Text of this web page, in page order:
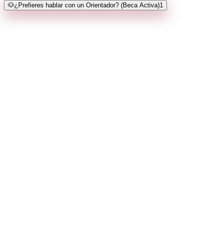
🐶¿Prefieres hablar con un Orientador? (Beca Activa)1